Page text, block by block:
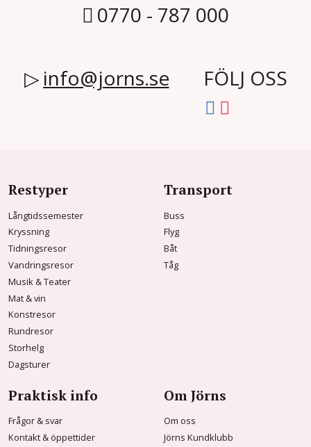
0770 - 787 000
info@jorns.se FÖLJ OSS
Restyper
Långtidssemester
Kryssning
Tidningsresor
Vandringsresor
Musik & Teater
Mat & vin
Konstresor
Rundresor
Storhelg
Dagsturer
Transport
Buss
Flyg
Båt
Tåg
Praktisk info
Frågor & svar
Kontakt & öppettider
Om Jörns
Om oss
Jörns Kundklubb